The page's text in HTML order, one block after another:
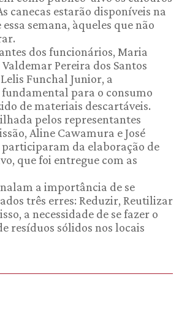
canecas estarão disponíveis na
semana, àqueles que não
dos funcionários, Maria
Pereira dos Santos
Funchal Junior, a
fundamental para o consumo
de materiais descartáveis.
pelos representantes
Aline Cawamura e José
participaram da elaboração de
que foi entregue com as
a importância de se
três erres: Reduzir, Reutilizar
a necessidade de se fazer o
resíduos sólidos nos locais